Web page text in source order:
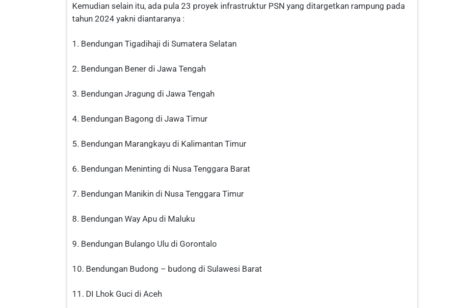
Kemudian selain itu, ada pula 23 proyek infrastruktur PSN yang ditargetkan rampung pada
tahun 2024 yakni diantaranya :
1. Bendungan Tigadihaji di Sumatera Selatan
2. Bendungan Bener di Jawa Tengah
3. Bendungan Jragung di Jawa Tengah
4. Bendungan Bagong di Jawa Timur
5. Bendungan Marangkayu di Kalimantan Timur
6. Bendungan Meninting di Nusa Tenggara Barat
7. Bendungan Manikin di Nusa Tenggara Timur
8. Bendungan Way Apu di Maluku
9. Bendungan Bulango Ulu di Gorontalo
10. Bendungan Budong – budong di Sulawesi Barat
11. DI Lhok Guci di Aceh